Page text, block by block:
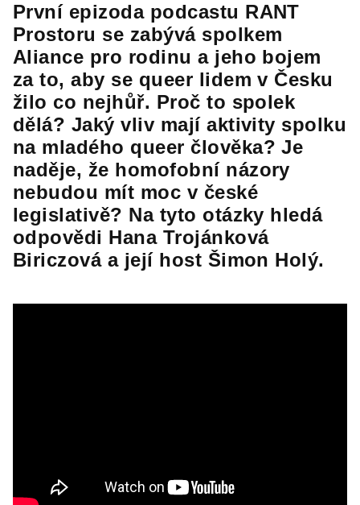
První epizoda podcastu RANT
Prostoru se zabývá spolkem
Aliance pro rodinu a jeho bojem
za to, aby se queer lidem v Česku
žilo co nejhůř. Proč to spolek
dělá? Jaký vliv mají aktivity spolku
na mladého queer člověka? Je
naděje, že homofobní názory
nebudou mít moc v české
legislativě? Na tyto otázky hledá
odpovědi Hana Trojánková
Biriczová a její host Šimon Holý.